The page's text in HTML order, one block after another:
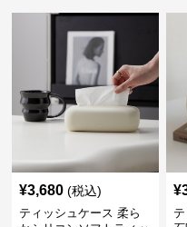
¥3,680 (税込)
ティッシュケース 柔ら
¥